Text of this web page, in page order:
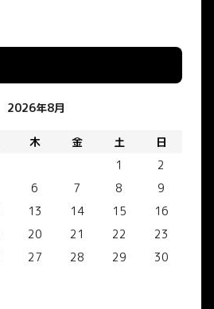
2026年8月
木 金 土
日
1
2
6 7 8
9
13 14 15
16
20 21 22
23
27 28 29
30